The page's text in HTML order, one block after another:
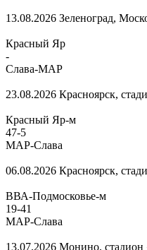
13.08.2026 Зеленоград,
Красный Яр
-
Слава-МАР
23.08.2026 Красноярск,
Красный Яр-м
47-5
МАР-Слава
06.08.2026 Красноярск,
ВВА-Подмосковье-м
19-41
МАР-Слава
13.07.2026 Монино,